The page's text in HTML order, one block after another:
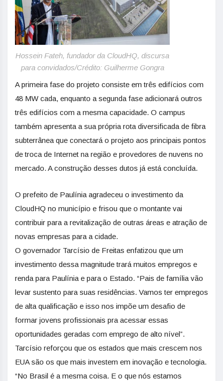
Hossein Fateh, fundador da CloudHQ, discursa
para convidados/Crédito: Guilherme Gongra
A primeira fase do projeto consiste em três edifícios com
48 MW cada, enquanto a segunda fase adicionará outros
três edifícios com a mesma capacidade. O campus
também apresenta a sua própria rota diversificada de fibra
subterrânea que conectará o projeto aos principais pontos
de troca de Internet na região e provedores de nuvens no
mercado. A construção desses dutos já está concluída.
O prefeito de Paulínia agradeceu o investimento da
CloudHQ no município e frisou que o montante vai
contribuir para a revitalização de outras áreas e atração de
novas empresas para a cidade.
O governador Tarcísio de Freitas enfatizou que um
investimento dessa magnitude trará muitos empregos e
renda para Paulínia e para o Estado. “Pais de família vão
levar sustento para suas residências. Vamos ter empregos
de alta qualificação e isso nos impõe um desafio de
formar jovens profissionais pra acessar essas
oportunidades geradas com emprego de alto nível”.
Tarcísio reforçou que os estados que mais crescem nos
EUA são os que mais investem em inovação e tecnologia.
“No Brasil é a mesma coisa. E o que nós estamos